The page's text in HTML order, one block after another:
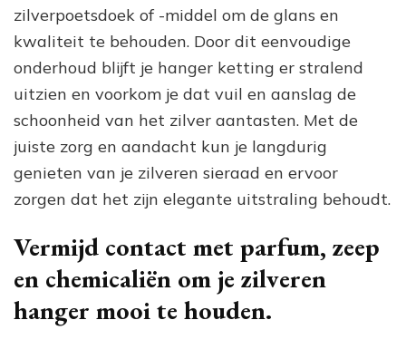
zilverpoetsdoek of -middel om de glans en
kwaliteit te behouden. Door dit eenvoudige
onderhoud blijft je hanger ketting er stralend
uitzien en voorkom je dat vuil en aanslag de
schoonheid van het zilver aantasten. Met de
juiste zorg en aandacht kun je langdurig
genieten van je zilveren sieraad en ervoor
zorgen dat het zijn elegante uitstraling behoudt.
Vermijd contact met parfum, zeep
en chemicaliën om je zilveren
hanger mooi te houden.